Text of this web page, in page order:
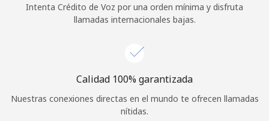
Intenta Crédito de Voz por una orden mínima y disfruta
llamadas internacionales bajas.
Calidad 100% garantizada
Nuestras conexiones directas en el mundo te ofrecen llamadas
nítidas.